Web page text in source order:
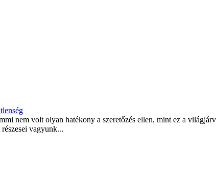
nem volt olyan hatékony a szeretőzés ellen, mint ez a
vagyunk...